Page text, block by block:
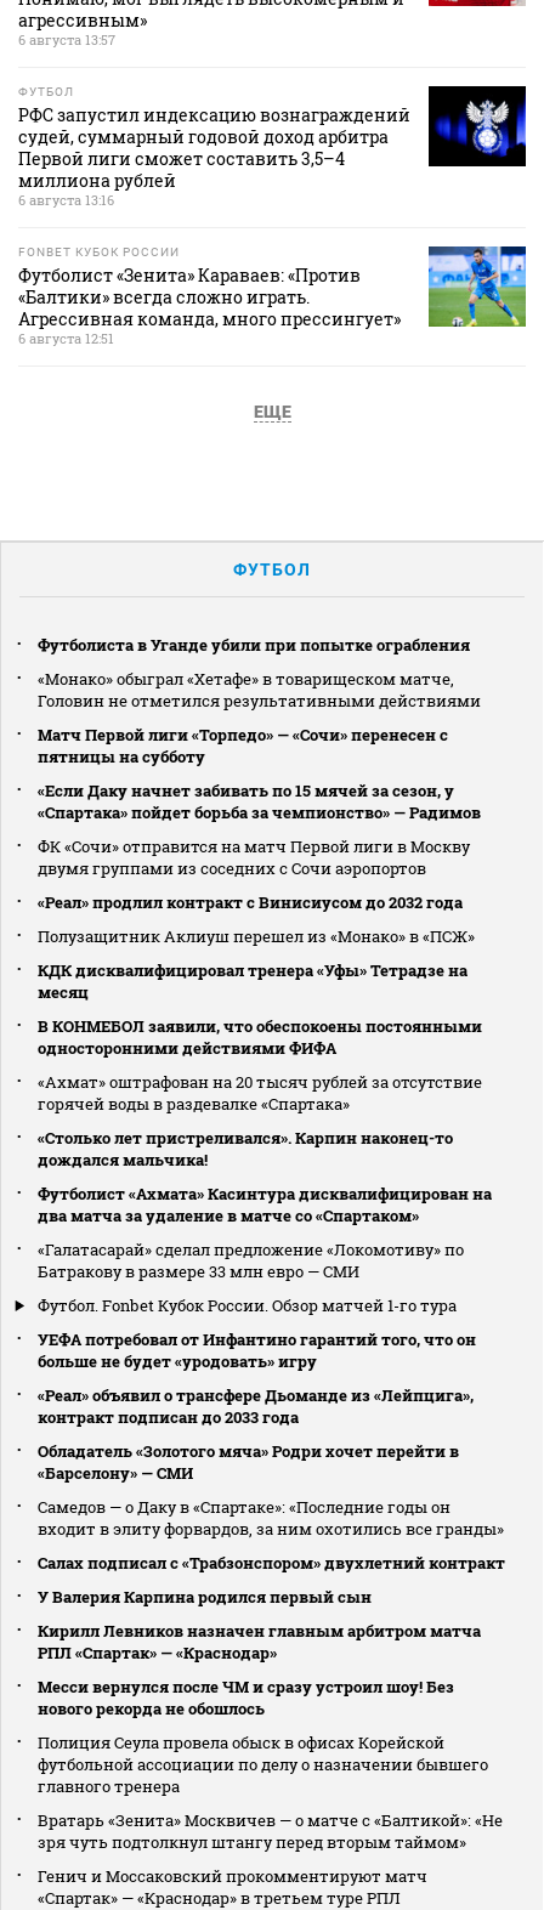
агрессивным»
6 августа 13:57
ФУТБОЛ
РФС запустил индексацию вознаграждений
судей, суммарный годовой доход арбитра
Первой лиги сможет составить 3,5–4
миллиона рублей
6 августа 13:16
FONBET КУБОК РОССИИ
Футболист «Зенита» Караваев: «Против
«Балтики» всегда сложно играть.
Агрессивная команда, много прессингует»
6 августа 12:51
ЕЩЕ
ФУТБОЛ
Футболиста в Уганде убили при попытке ограбления
«Монако» обыграл «Хетафе» в товарищеском матче,
Головин не отметился результативными действиями
Матч Первой лиги «Торпедо» — «Сочи» перенесен с
пятницы на субботу
«Если Даку начнет забивать по 15 мячей за сезон, у
«Спартака» пойдет борьба за чемпионство» — Радимов
ФК «Сочи» отправится на матч Первой лиги в Москву
двумя группами из соседних с Сочи аэропортов
«Реал» продлил контракт с Винисиусом до 2032 года
Полузащитник Аклиуш перешел из «Монако» в «ПСЖ»
КДК дисквалифицировал тренера «Уфы» Тетрадзе на
месяц
В КОНМЕБОЛ заявили, что обеспокоены постоянными
односторонними действиями ФИФА
«Ахмат» оштрафован на 20 тысяч рублей за отсутствие
горячей воды в раздевалке «Спартака»
«Столько лет пристреливался». Карпин наконец-то
дождался мальчика!
Футболист «Ахмата» Касинтура дисквалифицирован на
два матча за удаление в матче со «Спартаком»
«Галатасарай» сделал предложение «Локомотиву» по
Батракову в размере 33 млн евро — СМИ
Футбол. Fonbet Кубок России. Обзор матчей 1-го тура
УЕФА потребовал от Инфантино гарантий того, что он
больше не будет «уродовать» игру
«Реал» объявил о трансфере Дьоманде из «Лейпцига»,
контракт подписан до 2033 года
Обладатель «Золотого мяча» Родри хочет перейти в
«Барселону» — СМИ
Самедов — о Даку в «Спартаке»: «Последние годы он
входит в элиту форвардов, за ним охотились все гранды»
Салах подписал с «Трабзонспором» двухлетний контракт
У Валерия Карпина родился первый сын
Кирилл Левников назначен главным арбитром матча
РПЛ «Спартак» — «Краснодар»
Месси вернулся после ЧМ и сразу устроил шоу! Без
нового рекорда не обошлось
Полиция Сеула провела обыск в офисах Корейской
футбольной ассоциации по делу о назначении бывшего
главного тренера
Вратарь «Зенита» Москвичев — о матче с «Балтикой»: «Не
зря чуть подтолкнул штангу перед вторым таймом»
Генич и Моссаковский прокомментируют матч
«Спартак» — «Краснодар» в третьем туре РПЛ